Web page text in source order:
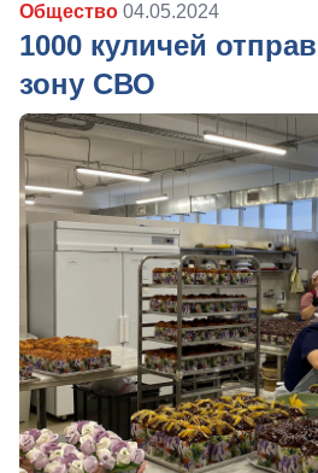
Общество 04.05.2024
1000 куличей
зону СВО